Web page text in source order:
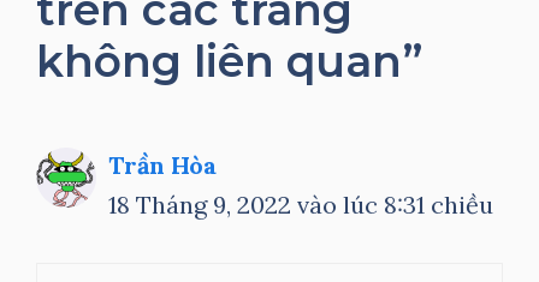
không liên quan”
Trần Hòa
18 Tháng 9, 2022 vào lúc 8:31 chiều